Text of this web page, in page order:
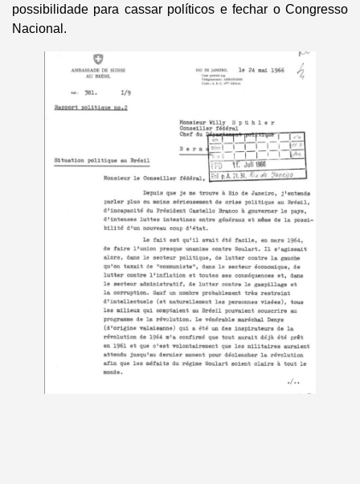
possibilidade para cassar políticos e fechar o Congresso
Nacional.